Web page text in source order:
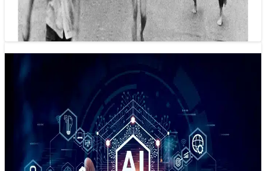
tiếng ‘Em bé Napalm’ là của Nick Út